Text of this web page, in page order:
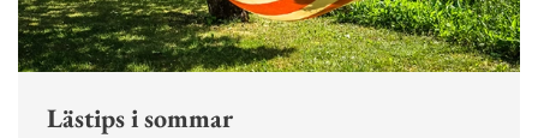
Lästips i sommar